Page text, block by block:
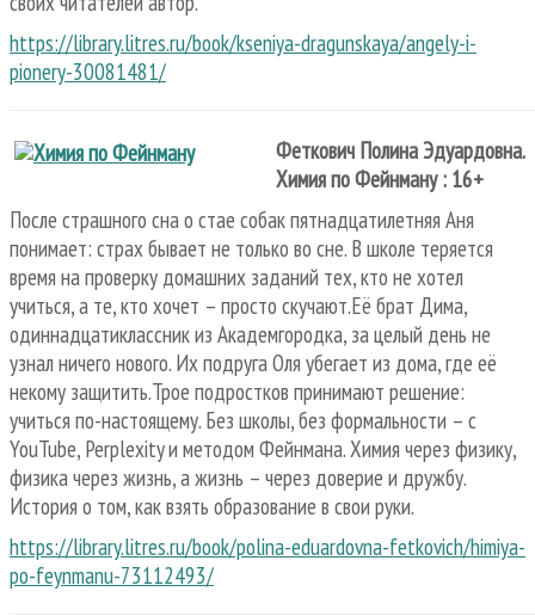
https://library.litres.ru/book/kseniya-dragunskaya/angely-i-
pionery-30081481/
Феткович Полина Эдуардовна.
Химия по Фейнману : 16+
После страшного сна о стае собак пятнадцатилетняя Аня
понимает: страх бывает не только во сне. В школе теряется
время на проверку домашних заданий тех, кто не хотел
учиться, а те, кто хочет – просто скучают.Её брат Дима,
одиннадцатиклассник из Академгородка, за целый день не
узнал ничего нового. Их подруга Оля убегает из дома, где её
некому защитить.Трое подростков принимают решение:
учиться по-настоящему. Без школы, без формальности – с
YouTube, Perplexity и методом Фейнмана. Химия через физику,
физика через жизнь, а жизнь – через доверие и дружбу.
История о том, как взять образование в свои руки.
https://library.litres.ru/book/polina-eduardovna-fetkovich/himiya-
po-feynmanu-73112493/